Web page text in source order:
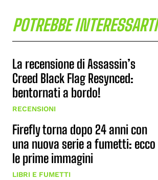
POTREBBE INTERESSARTI
La recensione di Assassin’s
Creed Black Flag Resynced:
bentornati a bordo!
RECENSIONI
Firefly torna dopo 24 anni con
una nuova serie a fumetti: ecco
le prime immagini
LIBRI E FUMETTI